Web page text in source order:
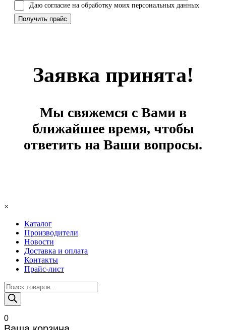
Даю согласие на обработку моих персональных данных
Заявка принята!
Мы свяжемся с Вами в
ближайшее время, чтобы
ответить на Ваши вопросы.
×
Каталог
Производители
Новости
Доставка и оплата
Контакты
Прайс-лист
Поиск
товаров
0